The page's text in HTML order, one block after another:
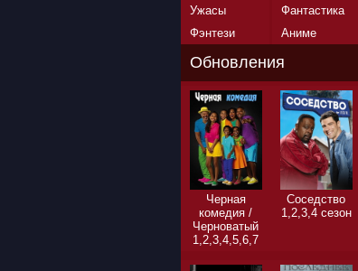
Ужасы
Фантастика
Фэнтези
Аниме
Обновления
Черная
комедия /
Черноватый
1,2,3,4,5,6,7
Соседство
1,2,3,4 сезон